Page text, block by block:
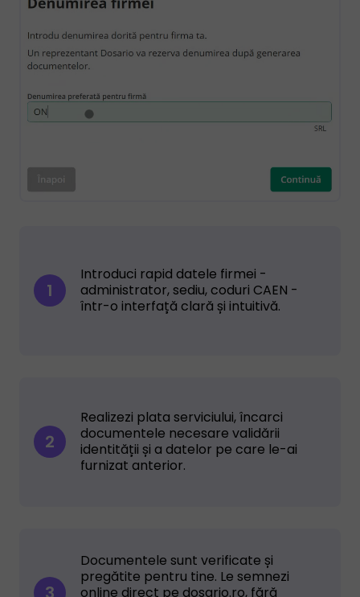
1
Introduci rapid datele firmei -
administrator, sediu, coduri CAEN -
într-o interfață clară și intuitivă.
2
Realizezi plata serviciului, încarci
documentele necesare validării
identității și a datelor pe care le-ai
furnizat anterior.
Documentele sunt verificate și
pregătite pentru tine. Le semnezi
online direct pe dosario.ro, fără